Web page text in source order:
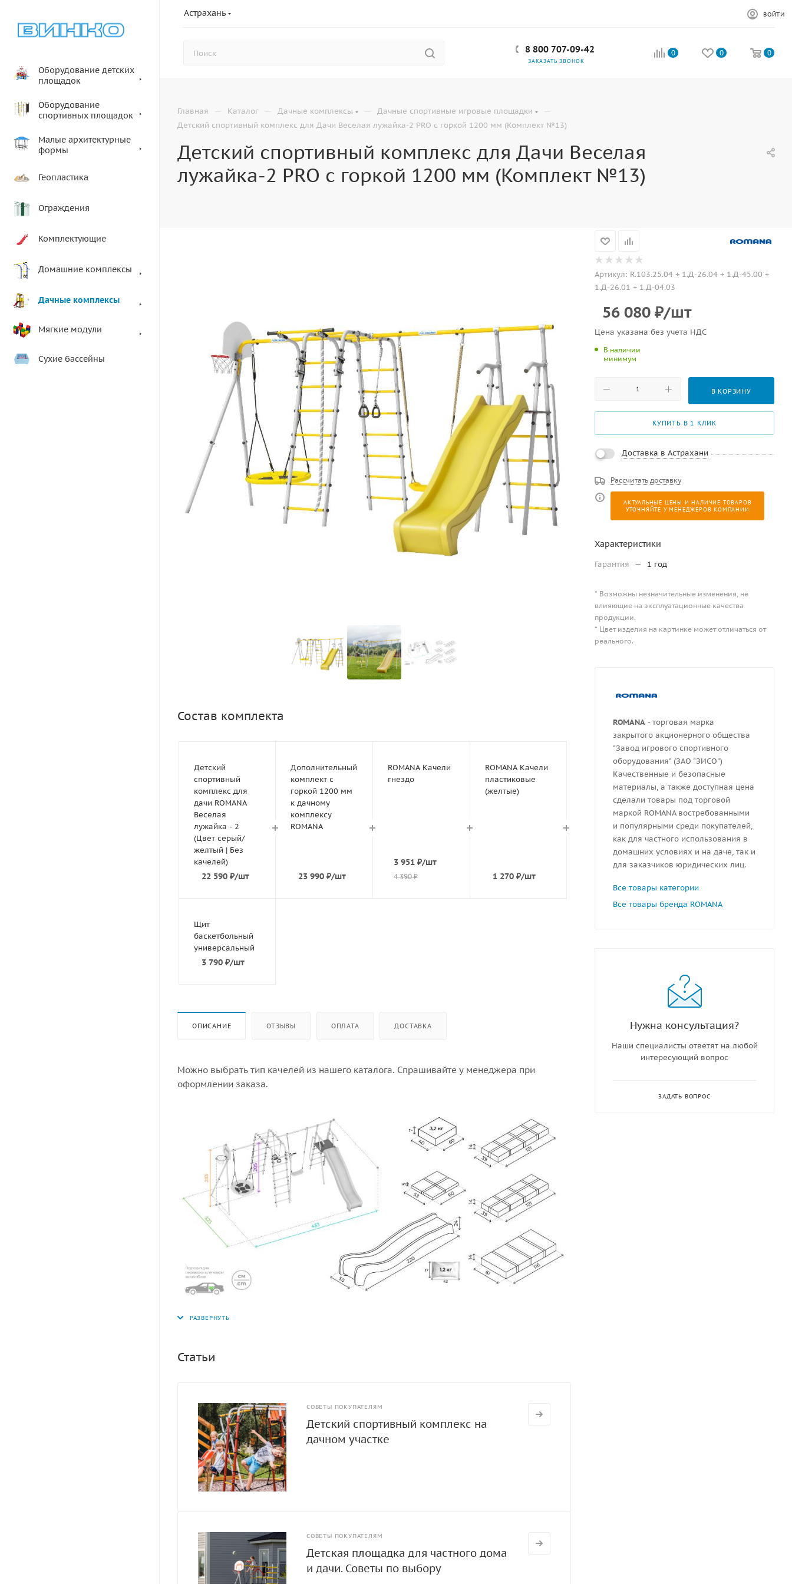
Астрахань ВОЙТИ
8 800 707-09-42
ЗАКАЗАТЬ ЗВОНОК
0 0 0
Оборудование детских
площадок
Оборудование
спортивных площадок
Малые архитектурные
формы
Геопластика
Ограждения
Комплектующие
Домашние комплексы
Дачные комплексы
Мягкие модули
Сухие бассейны
Главная — Каталог — Дачные комплексы — Дачные спортивные игровые площадки —
Детский спортивный комплекс для Дачи Веселая лужайка-2 PRO с горкой 1200 мм (Комплект №13)
Детский спортивный комплекс для Дачи Веселая
лужайка-2 PRO с горкой 1200 мм (Комплект №13)
Состав комплекта
Детский
спортивный
комплекс для
дачи ROMANA
Веселая
лужайка - 2
(Цвет серый/
желтый | Без
качелей)
22 590₽/шт
Дополнительный
комплект с
горкой 1200 мм
к дачному
комплексу
ROMANA
23 990 ₽/шт
ROMANA Качели
гнездо
3 951₽/шт
4 390₽
ROMANA Качели
пластиковые
(желтые)
1 270₽/шт
Щит
баскетбольный
универсальный
3 790₽/шт
ОПИСАНИЕ ОТЗЫВЫ ОПЛАТА ДОСТАВКА
Можно выбрать тип качелей из нашего каталога. Спрашивайте у менеджера при
оформлении заказа.
Статьи
СОВЕТЫ ПОКУПАТЕЛЯМ
Детский спортивный комплекс на
дачном участке
СОВЕТЫ ПОКУПАТЕЛЯМ
Детская площадка для частного дома
и дачи. Советы по выбору
Артикул: R.103.25.04 + 1.Д-26.04 + 1.Д-45.00 +
1.Д-26.01 + 1.Д-04.03
56 080 ₽/шт
Цена указана без учета НДС
В наличии
минимум
В КОРЗИНУ
КУПИТЬ В 1 КЛИК
Доставка в Астрахани
Рассчитать доставку
АКТУАЛЬНЫЕ ЦЕНЫ И НАЛИЧИЕ ТОВАРОВ
УТОЧНЯЙТЕ У МЕНЕДЖЕРОВ КОМПАНИИ
Характеристики
Гарантия — 1 год
* Возможны незначительные изменения, не
влияющие на эксплуатационные качества
продукции.
* Цвет изделия на картинке может отличаться от
реального.
ROMANA - торговая марка
закрытого акционерного общества
"Завод игрового спортивного
оборудования" (ЗАО "ЗИСО")
Качественные и безопасные
материалы, а также доступная цена
сделали товары под торговой
маркой ROMANA востребованными
и популярными среди покупателей,
как для частного использования в
домашних условиях и на даче, так и
для заказчиков юридических лиц.
Все товары категории
Все товары бренда ROMANA
Нужна консультация?
Наши специалисты ответят на любой
интересующий вопрос
ЗАДАТЬ ВОПРОС